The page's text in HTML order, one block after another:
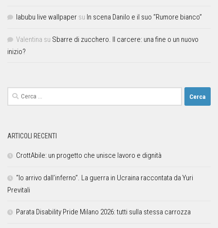
labubu live wallpaper su In scena Danilo e il suo “Rumore bianco”
Valentina su Sbarre di zucchero. Il carcere: una fine o un nuovo
inizio?
ARTICOLI RECENTI
CrottAbile: un progetto che unisce lavoro e dignità
“Io arrivo dall’inferno”. La guerra in Ucraina raccontata da Yuri
Previtali
Parata Disability Pride Milano 2026: tutti sulla stessa carrozza